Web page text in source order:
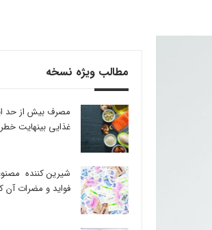
مطالب ویژه نسخه
غذایی بینهایت
شیرین کننده
فواید و مضرات آن